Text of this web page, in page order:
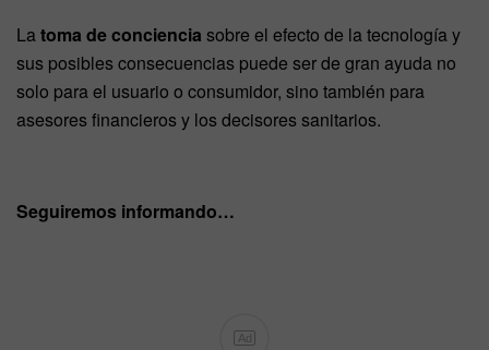
Latoma de conciencia sobre el efecto de la tecnología y
sus posibles consecuencias puede ser de gran ayuda no
solo para el usuario o consumidor, sino también para
asesores financieros y los decisores sanitarios.
Seguiremos informando…
Ad